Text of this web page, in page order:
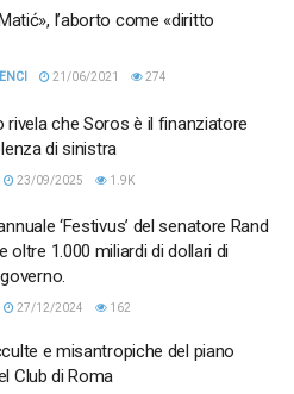
l’aborto come «diritto
21/06/2021 274
rivela che Soros è il finanziatore
di sinistra
23/09/2025 1.9K
‘Festivus’ del senatore Rand
oltre 1.000 miliardi di dollari di
27/12/2024 162
e misantropiche del piano
Club di Roma